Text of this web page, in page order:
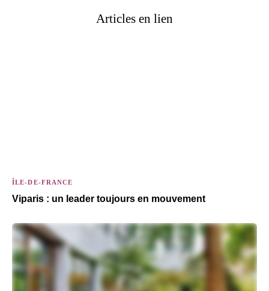
Articles en lien
ÎLE-DE-FRANCE
Viparis : un leader toujours en mouvement